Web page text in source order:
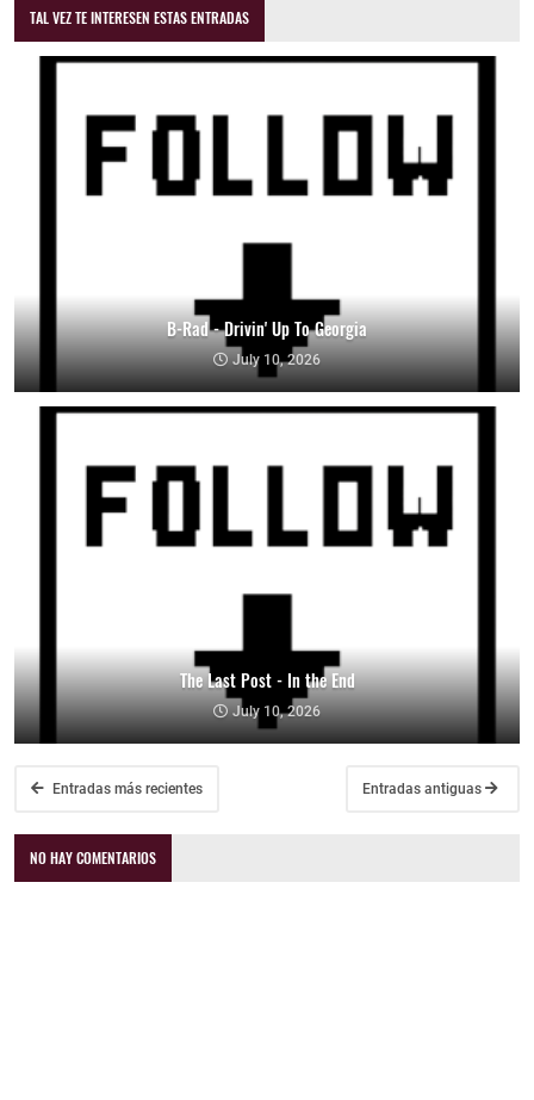
TAL VEZ TE INTERESEN ESTAS ENTRADAS
B-Rad - Drivin' Up To Georgia
July 10, 2026
The Last Post - In the End
July 10, 2026
Entradas más recientes Entradas antiguas
NO HAY COMENTARIOS